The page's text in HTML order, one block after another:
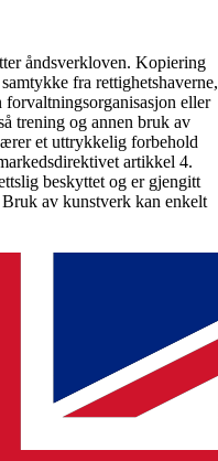
åndsverkloven. Kopiering
fra rettighetshaverne,
eller
trening og annen bruk av
et uttrykkelig forbehold
artikkel 4.
beskyttet og er gjengitt
av kunstverk kan enkelt